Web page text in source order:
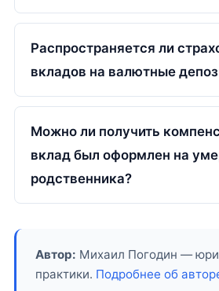
Распространяется ли
вкладов на валютные
Можно ли получить
вклад был оформлен на
родственника?
Автор: Михаил Погодин —
практики. Подробнее об